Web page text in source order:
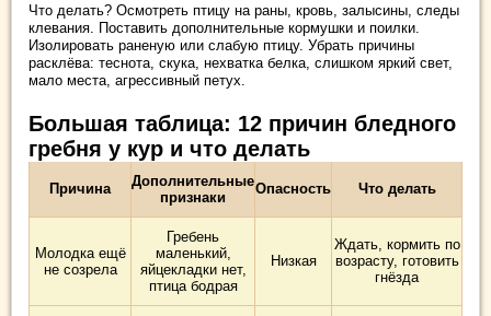
Что делать? Осмотреть птицу на раны, кровь, залысины, следы
клевания. Поставить дополнительные кормушки и поилки.
Изолировать раненую или слабую птицу. Убрать причины
расклёва: теснота, скука, нехватка белка, слишком яркий свет,
мало места, агрессивный петух.
Большая таблица: 12 причин бледного
гребня у кур и что делать
Причина
Дополнительные
признаки
Опасность Что делать
Молодка ещё
не созрела
Гребень
маленький,
яйцекладки нет,
птица бодрая
Низкая
Ждать, кормить по
возрасту, готовить
гнёзда